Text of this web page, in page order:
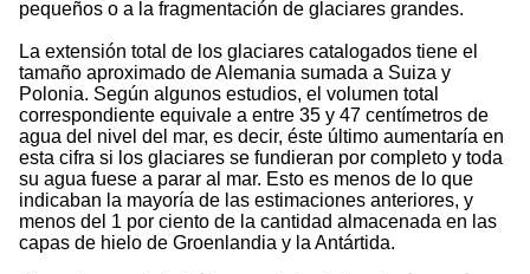
pequeños o a la fragmentación de glaciares grandes.
La extensión total de los glaciares catalogados tiene el
tamaño aproximado de Alemania sumada a Suiza y
Polonia. Según algunos estudios, el volumen total
correspondiente equivale a entre 35 y 47 centímetros de
agua del nivel del mar, es decir, éste último aumentaría en
esta cifra si los glaciares se fundieran por completo y toda
su agua fuese a parar al mar. Esto es menos de lo que
indicaban la mayoría de las estimaciones anteriores, y
menos del 1 por ciento de la cantidad almacenada en las
capas de hielo de Groenlandia y la Antártida.